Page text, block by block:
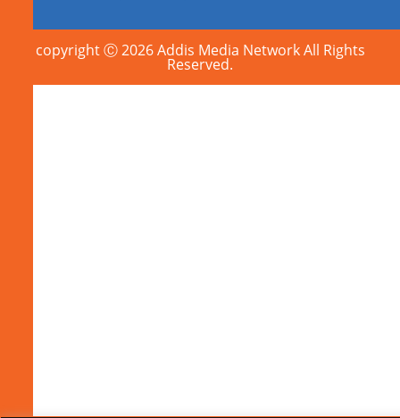
copyright Ⓒ 2026 Addis Media Network All Rights
Reserved.